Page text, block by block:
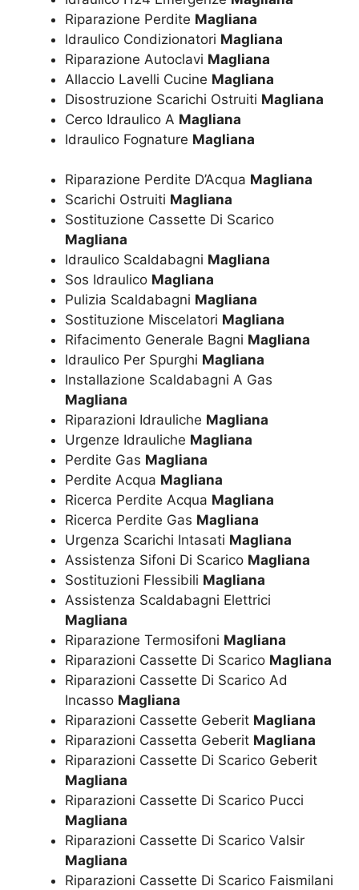
Riparazione Perdite Magliana
Idraulico Condizionatori Magliana
Riparazione Autoclavi Magliana
Allaccio Lavelli Cucine Magliana
Disostruzione Scarichi Ostruiti Magliana
Cerco Idraulico A Magliana
Idraulico Fognature Magliana
Riparazione Perdite D’Acqua Magliana
Scarichi Ostruiti Magliana
Sostituzione Cassette Di Scarico
Magliana
Idraulico Scaldabagni Magliana
Sos Idraulico Magliana
Pulizia Scaldabagni Magliana
Sostituzione Miscelatori Magliana
Rifacimento Generale Bagni Magliana
Idraulico Per Spurghi Magliana
Installazione Scaldabagni A Gas
Magliana
Riparazioni Idrauliche Magliana
Urgenze Idrauliche Magliana
Perdite Gas Magliana
Perdite Acqua Magliana
Ricerca Perdite Acqua Magliana
Ricerca Perdite Gas Magliana
Urgenza Scarichi Intasati Magliana
Assistenza Sifoni Di Scarico Magliana
Sostituzioni Flessibili Magliana
Assistenza Scaldabagni Elettrici
Magliana
Riparazione Termosifoni Magliana
Riparazioni Cassette Di Scarico Magliana
Riparazioni Cassette Di Scarico Ad
Incasso Magliana
Riparazioni Cassette Geberit Magliana
Riparazioni Cassetta Geberit Magliana
Riparazioni Cassette Di Scarico Geberit
Magliana
Riparazioni Cassette Di Scarico Pucci
Magliana
Riparazioni Cassette Di Scarico Valsir
Magliana
Riparazioni Cassette Di Scarico Faismilani